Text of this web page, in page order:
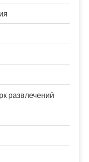
развлечений